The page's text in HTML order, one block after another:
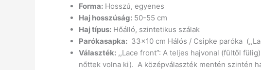
Forma: Hosszú, egyenes
Haj hosszúság: 50-55 cm
Haj típus: Hőálló, szintetikus szálak
Parókasapka: 33×10 cm Hálós / Csipke paróka
Választék: ,,Lace front”: A teljes hajvonal (fültől
nőttek volna ki). A középválaszték mentén szintén